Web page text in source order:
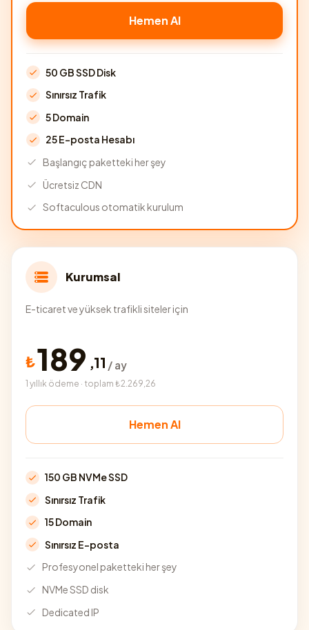
Hemen Al
50 GB SSD Disk
Sınırsız Trafik
5 Domain
25 E-posta Hesabı
Başlangıç paketteki her şey
Ücretsiz CDN
Softaculous otomatik kurulum
Kurumsal
E-ticaret ve yüksek trafikli siteler için
₺189 ,11 / ay
1 yıllık ödeme · toplam ₺2.269,26
Hemen Al
150 GB NVMe SSD
Sınırsız Trafik
15 Domain
Sınırsız E-posta
Profesyonel paketteki her şey
NVMe SSD disk
Dedicated IP